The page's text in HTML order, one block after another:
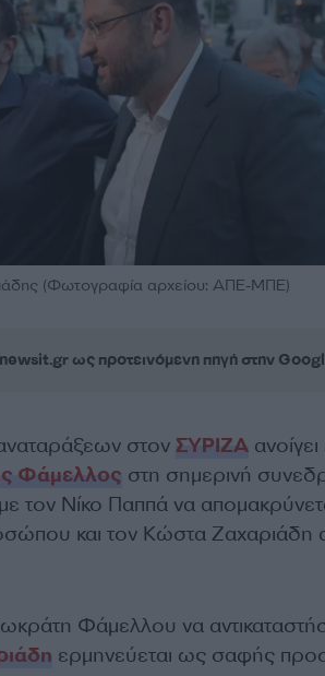
(Φωτογραφία αρχείου: ΑΠΕ-ΜΠΕ)
ως προτεινόμενη πηγή στην
στον ΣΥΡΙΖΑ
Φάμελλος στη σημερινή
τον Νίκο Παππά να
και τον Κώστα Ζαχαριάδη
Φάμελλου να
ερμηνεύεται ως σαφής